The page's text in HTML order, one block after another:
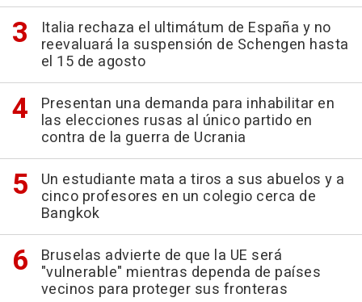
Italia rechaza el ultimátum de España y no
reevaluará la suspensión de Schengen hasta
el 15 de agosto
Presentan una demanda para inhabilitar en
las elecciones rusas al único partido en
contra de la guerra de Ucrania
Un estudiante mata a tiros a sus abuelos y a
cinco profesores en un colegio cerca de
Bangkok
Bruselas advierte de que la UE será
"vulnerable" mientras dependa de países
vecinos para proteger sus fronteras